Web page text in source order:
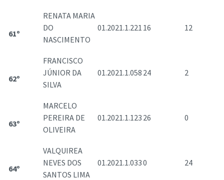
61º
RENATA MARIA
DO
NASCIMENTO
01.2021.1.221 16 12
62º
FRANCISCO
JÚNIOR DA
SILVA
01.2021.1.058 24 2
63º
MARCELO
PEREIRA DE
OLIVEIRA
01.2021.1.123 26 0
64º
VALQUIREA
NEVES DOS
SANTOS LIMA
01.2021.1.0330 24